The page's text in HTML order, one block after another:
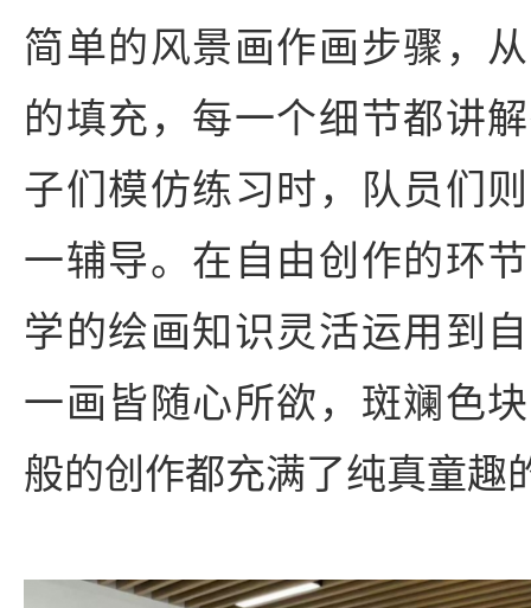
简单的风景画作画步骤，
的填充，每一个细节都讲
子们模仿练习时，队员们
一辅导。在自由创作的环
学的绘画知识灵活运用到
一画皆随心所欲，斑斓色
般的创作都充满了纯真童趣